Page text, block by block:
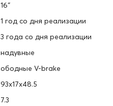
16″
1 год со дня реализации
3 года со дня реализации
надувные
ободные V-brake
93х17х48.5
7.3